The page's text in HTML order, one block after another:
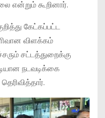
என்றும் கூறினார்.
கேட்கப்பட்ட
விளக்கம்
சட்டத்துறைக்கு
நடவடிக்கை